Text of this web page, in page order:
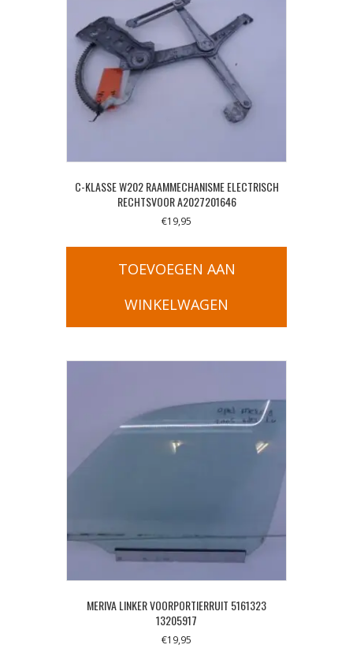
C-KLASSE W202 RAAMMECHANISME ELECTRISCH
RECHTSVOOR A2027201646
€19,95
TOEVOEGEN AAN
WINKELWAGEN
MERIVA LINKER VOORPORTIERRUIT 5161323
13205917
€19,95